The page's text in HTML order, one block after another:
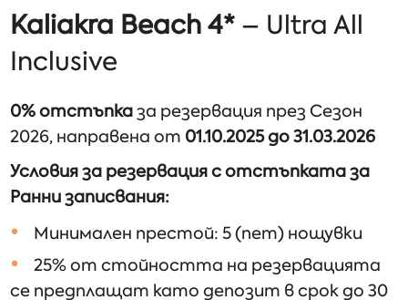
Kaliakra Beach 4* – Ultra All
Inclusive
0% отстъпказа резервация през Сезон
2026, направена от 01.10.2025 до 31.03.2026
Условия за резервация с отстъпката за
Ранни записвания:
Минимален престой: 5 (пет) нощувки
25% от стойността на резервацията
се предплащат като депозит в срок до 30